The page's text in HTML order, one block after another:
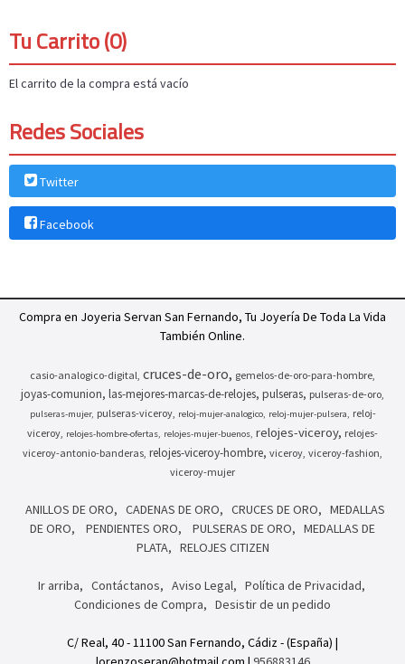
Tu Carrito (0)
El carrito de la compra está vacío
Redes Sociales
Twitter
Facebook
Compra en Joyeria Servan San Fernando, Tu Joyería De Toda La Vida
También Online.
casio-analogico-digital cruces-de-oro gemelos-de-oro-para-hombre
joyas-comunion las-mejores-marcas-de-relojes pulseras pulseras-de-oro
pulseras-mujer pulseras-viceroy reloj-mujer-analogico reloj-mujer-pulsera
reloj-
viceroy relojes-hombre-ofertas relojes-mujer-buenos relojes-viceroy relojes-
viceroy-antonio-banderas relojes-viceroy-hombre viceroy viceroy-fashion
viceroy-mujer
ANILLOS DE ORO CADENAS DE ORO CRUCES DE ORO
MEDALLAS
DE ORO
PENDIENTES ORO PULSERAS DE ORO
MEDALLAS DE
PLATA
RELOJES CITIZEN
Ir arriba Contáctanos Aviso Legal
Política de Privacidad
Condiciones de Compra
Desistir de un pedido
C/ Real, 40 - 11100 San Fernando, Cádiz - (España) |